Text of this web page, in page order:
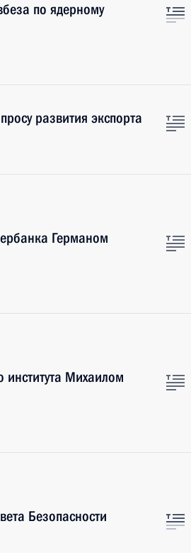
по ядерному
развития экспорта
Германом
института Михаилом
Безопасности